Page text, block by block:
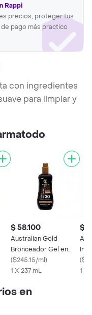
Rappi
precios, proteger tus
pago más practico
con ingredientes
para limpiar y
$ 58.100
Australian Gold
Bronceador Gel en
Spray
($245.15/ml)
1 X 237 mL
$
(
1 X
en